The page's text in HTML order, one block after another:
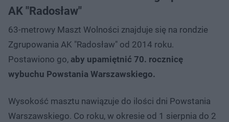
AK "Radosław"
63-metrowy Maszt Wolności znajduje się na rondzie
Zgrupowania AK "Radosław" od 2014 roku.
Postawiono go, aby upamiętnić 70. rocznicę
wybuchu Powstania Warszawskiego.
Wysokość masztu nawiązuje do ilości dni Powstania
Warszawskiego. Co roku, w okresie od 1 sierpnia do 2